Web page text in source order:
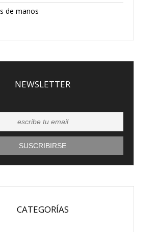
de manos
NEWSLETTER
CATEGORÍAS